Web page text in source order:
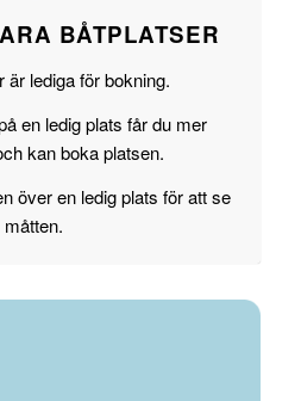
BÅTPLATSER
är lediga för bokning.
en ledig plats får du mer
kan boka platsen.
över en ledig plats för att se
måtten.